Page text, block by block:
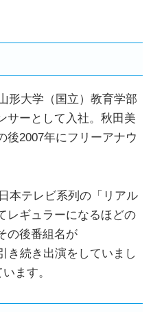
形大学（国立）教育学部
サーとして入社。秋田美
後2007年にフリーアナウ
本テレビ系列の「リアル
レギュラーになるほどの
の後番組名が
き続き出演をしていまし
ます。